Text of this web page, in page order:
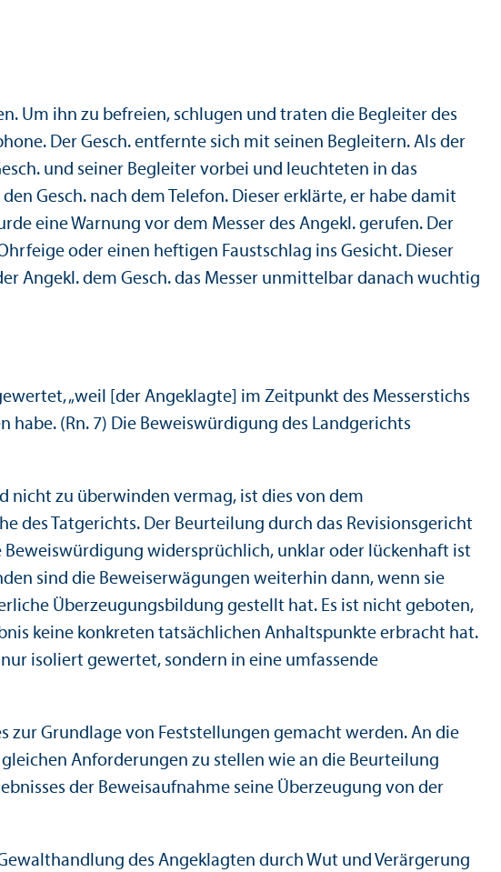
Um ihn zu befreien, schlugen und traten die Begleiter des
Der Gesch. entfernte sich mit seinen Begleitern. Als der
und seiner Begleiter vorbei und leuchteten in das
Gesch. nach dem Telefon. Dieser erklärte, er habe damit
eine Warnung vor dem Messer des Angekl. gerufen. Der
oder einen heftigen Faustschlag ins Gesicht. Dieser
Angekl. dem Gesch. das Messer unmittelbar danach wuchtig
„weil [der Angeklagte] im Zeitpunkt des Messerstichs
(Rn. 7) Die Beweiswürdigung des Landgerichts
nicht zu überwinden vermag, ist dies von dem
des Tatgerichts. Der Beurteilung durch das Revisionsgericht
widersprüchlich, unklar oder lückenhaft ist
sind die Beweiserwägungen weiterhin dann, wenn sie
Über­zeugungs­bildung gestellt hat. Es ist nicht geboten,
keine konkreten tatsächlichen Anhaltspunkte erbracht hat.
isoliert gewertet, sondern in eine umfassende
zur Grundlage von Feststellungen gemacht werden. An die
Anforderungen zu stellen wie an die Beurteilung
der Beweisaufnahme seine Über­zeugung von der
des Angeklagten durch Wut und Verärgerung